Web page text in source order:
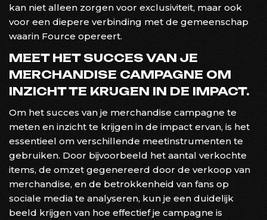
kan niet alleen zorgen voor exclusiviteit, maar ook
voor een diepere verbinding met de gemeenschap
waarin Fource opereert.
MEET HET SUCCES VAN JE
MERCHANDISE CAMPAGNE OM
INZICHT TE KRIJGEN IN DE IMPACT.
Om het succes van je merchandise campagne te
meten en inzicht te krijgen in de impact ervan, is het
essentieel om verschillende meetinstrumenten te
gebruiken. Door bijvoorbeeld het aantal verkochte
items, de omzet gegenereerd door de verkoop van
merchandise, en de betrokkenheid van fans op
sociale media te analyseren, kun je een duidelijk
beeld krijgen van hoe effectief je campagne is